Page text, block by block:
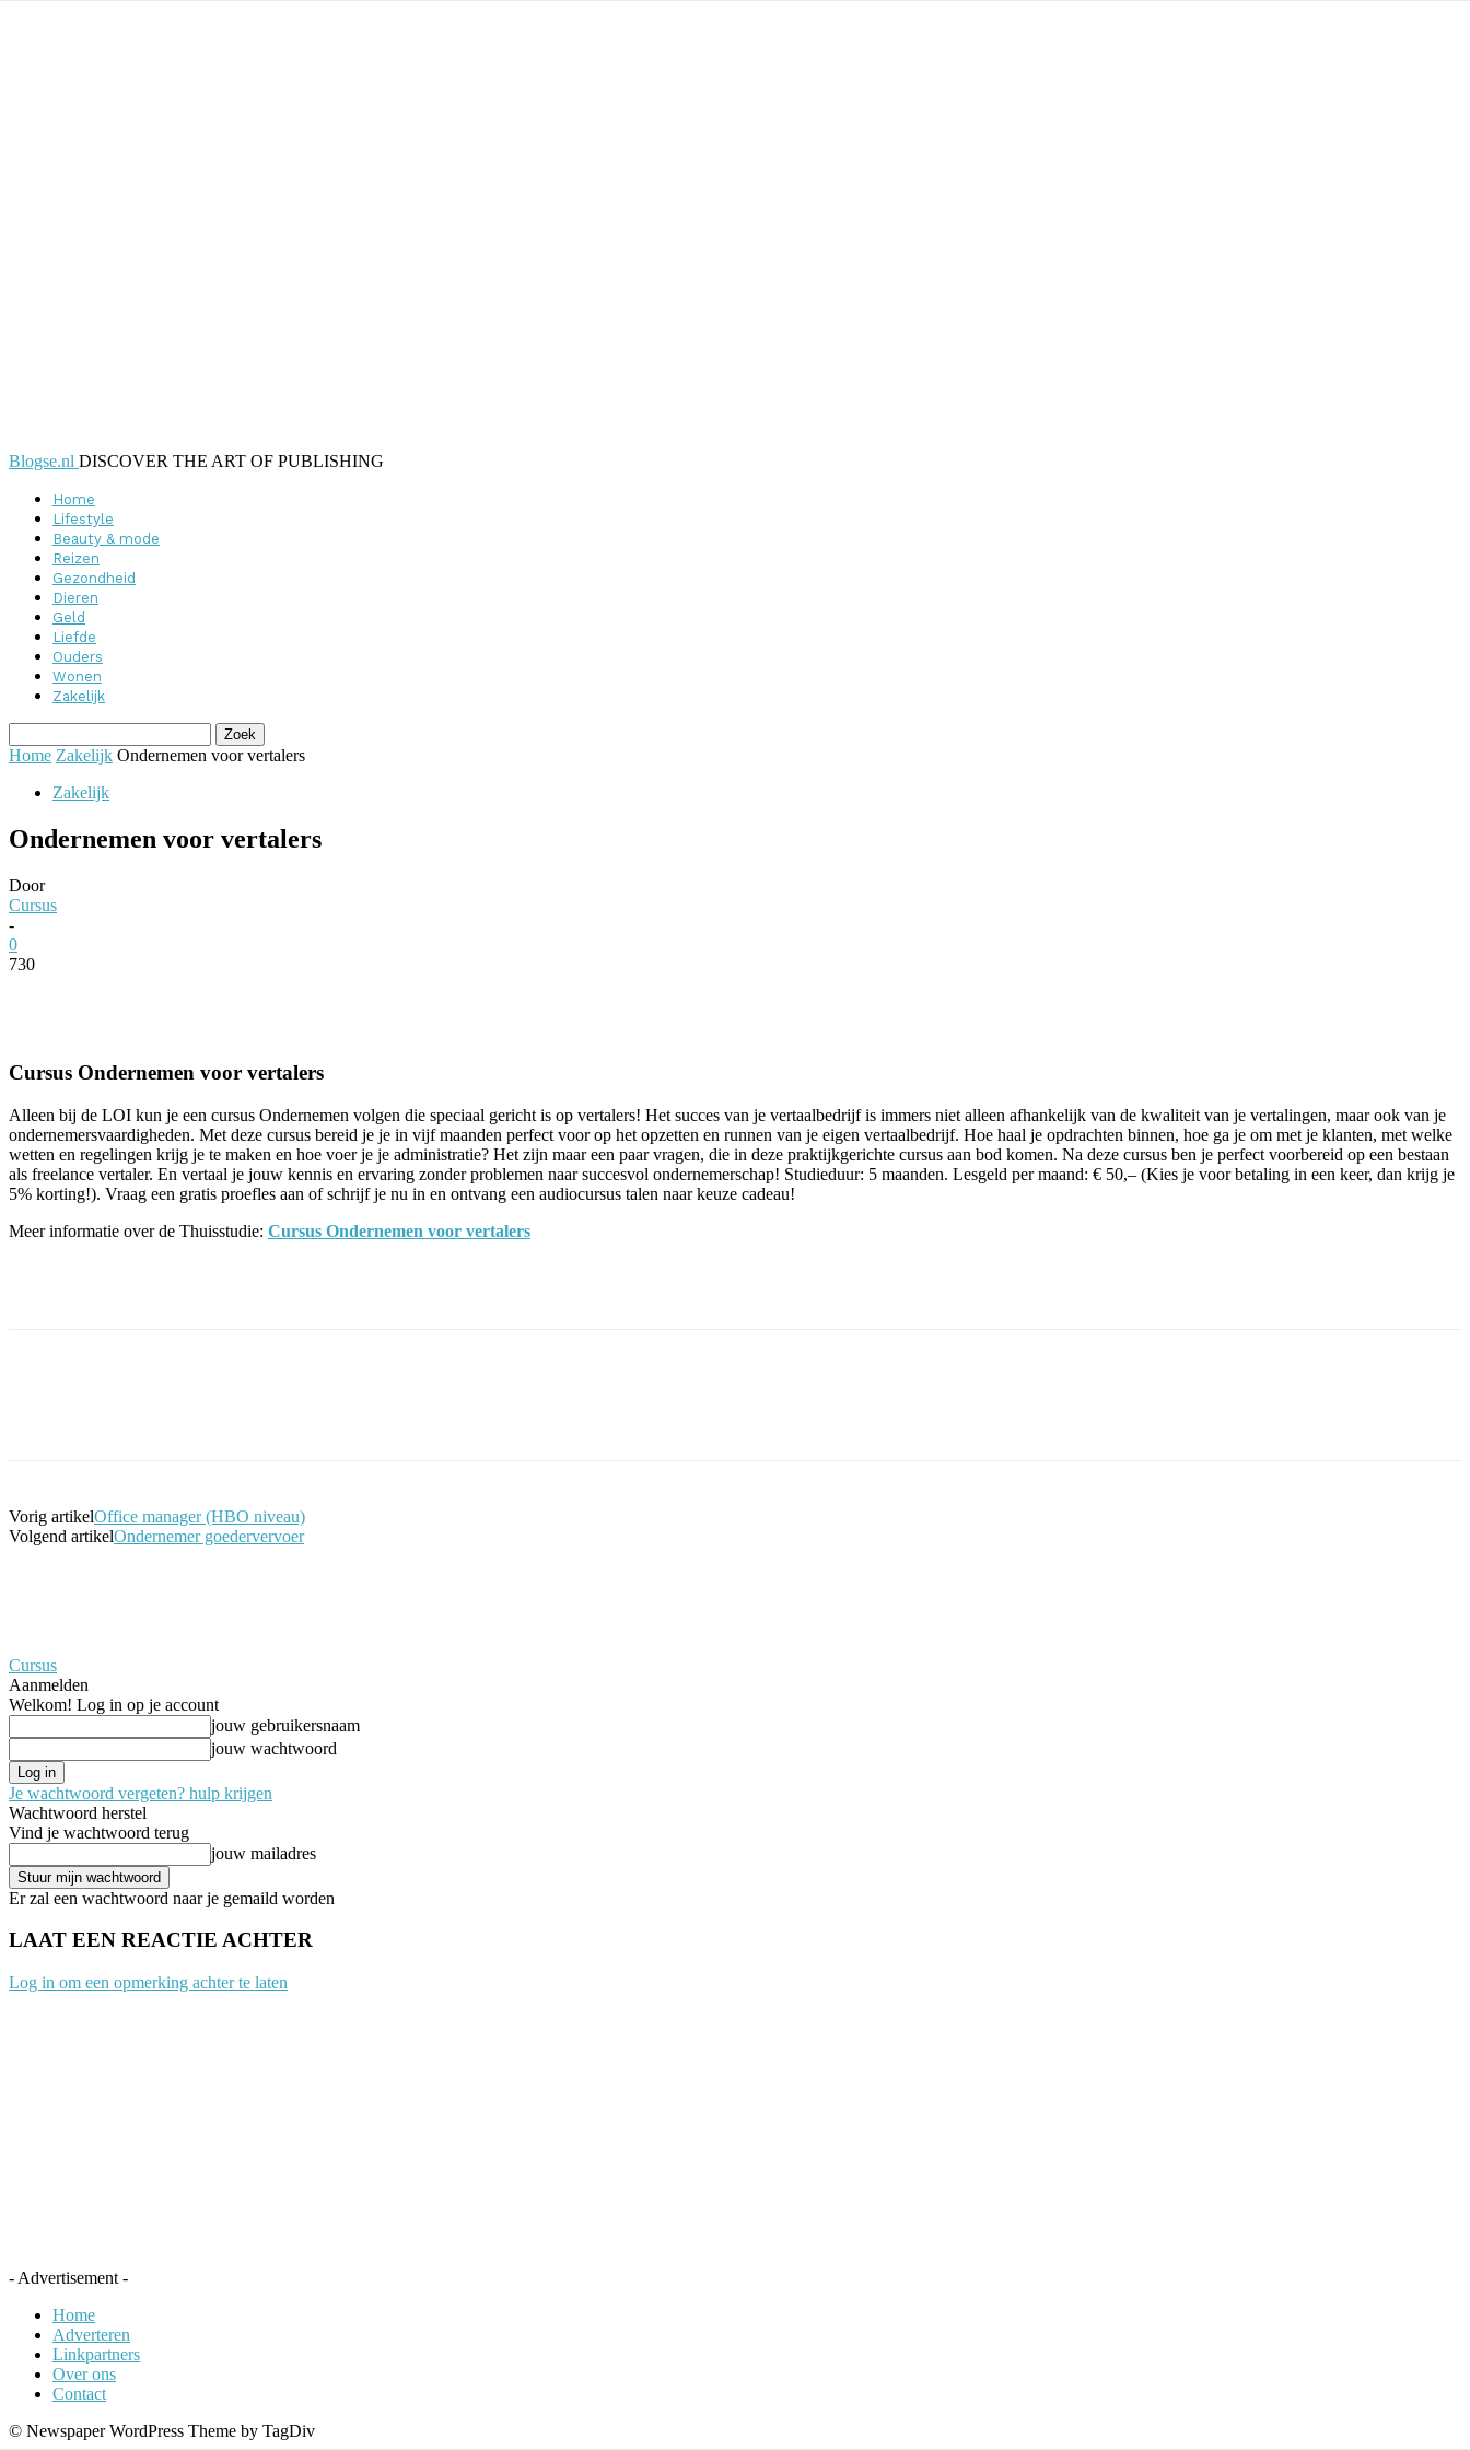
Blogse.nl DISCOVER THE ART OF PUBLISHING
Home
Lifestyle
Beauty & mode
Reizen
Gezondheid
Dieren
Geld
Liefde
Ouders
Wonen
Zakelijk
Home Zakelijk Ondernemen voor vertalers
Zakelijk
Ondernemen voor vertalers
Door
Cursus
-
0
730
Cursus Ondernemen voor vertalers
Alleen bij de LOI kun je een cursus Ondernemen volgen die speciaal gericht is op vertalers! Het succes van je vertaalbedrijf is immers niet alleen afhankelijk van de kwaliteit van je vertalingen, maar ook van je
ondernemersvaardigheden. Met deze cursus bereid je je in vijf maanden perfect voor op het opzetten en runnen van je eigen vertaalbedrijf. Hoe haal je opdrachten binnen, hoe ga je om met je klanten, met welke
wetten en regelingen krijg je te maken en hoe voer je je administratie? Het zijn maar een paar vragen, die in deze praktijkgerichte cursus aan bod komen. Na deze cursus ben je perfect voorbereid op een bestaan
als freelance vertaler. En vertaal je jouw kennis en ervaring zonder problemen naar succesvol ondernemerschap! Studieduur: 5 maanden. Lesgeld per maand: € 50,– (Kies je voor betaling in een keer, dan krijg je
5% korting!). Vraag een gratis proefles aan of schrijf je nu in en ontvang een audiocursus talen naar keuze cadeau!
Meer informatie over de Thuisstudie: Cursus Ondernemen voor vertalers
Vorig artikelOffice manager (HBO niveau)
Volgend artikelOndernemer goedervervoer
Cursus
Aanmelden
Welkom! Log in op je account
jouw gebruikersnaam
jouw wachtwoord
Je wachtwoord vergeten? hulp krijgen
Wachtwoord herstel
Vind je wachtwoord terug
jouw mailadres
Er zal een wachtwoord naar je gemaild worden
LAAT EEN REACTIE ACHTER
Log in om een opmerking achter te laten
- Advertisement -
Home
Adverteren
Linkpartners
Over ons
Contact
© Newspaper WordPress Theme by TagDiv